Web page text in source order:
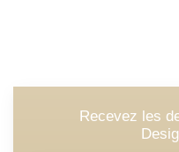
Recevez les